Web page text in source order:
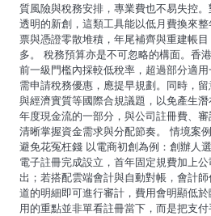
質風險與稅務安排，專業費也不易失控
透明的新創，這類工具能以低月費換來
票與憑證零散堆積，年尾補齊與重建帳
多。 稅務預算亦是不可忽略的構面。香
前一級門檻內採較低稅率，超過部分適
需申請稅務優惠，應提早規劃。同時，
與經濟實質等國際合規議題，以免產生
年度現金流的一部分，與公司註冊費、
清晰掌握資金需求與分配節奏。 情境案
避免花冤枉錢 以電商初創為例：創辦人
電子註冊完成設立，首年固定規費加上
出；若搭配雲端會計與自動對帳，會計
道的明細即可進行審計，費用會明顯低
用的重點並非單看註冊當下，而是把支